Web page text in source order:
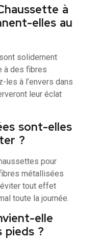
à
elles au
solidement
à des fibres
les à l’envers dans
leur éclat
sont-elles
?
pour
métallisées
tout effet
toute la journée.
elle
pieds ?